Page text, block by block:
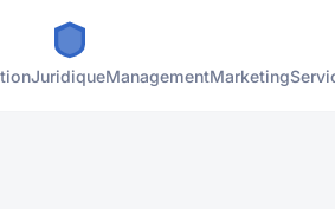
JuridiqueManagementMarketing